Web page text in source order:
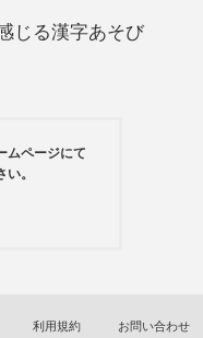
じる漢字あそび
ムページにて
。
利用規約 お問い合わせ